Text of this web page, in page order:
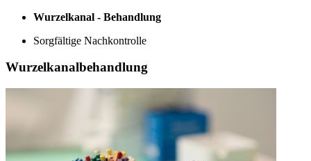
Wurzelkanal - Behandlung
Sorgfältige Nachkontrolle
Wurzelkanalbehandlung